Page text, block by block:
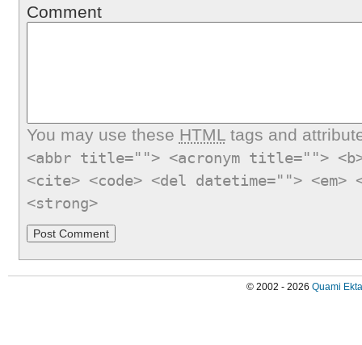
Comment
You may use these HTMLtags and
<abbr title=""> <acronym title="">
<cite> <code> <del datetime="">
<strong>
© 2002 - 2026 Quami